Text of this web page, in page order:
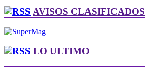
AVISOS CLASIFICADOS
LO ULTIMO